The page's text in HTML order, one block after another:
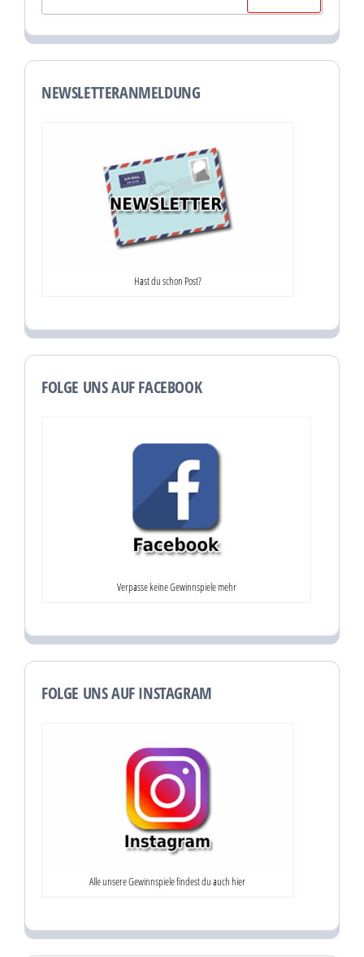
nach:
NEWSLETTERANMELDUNG
Hast du schon Post?
FOLGE UNS AUF FACEBOOK
Verpasse keine Gewinnspiele mehr
FOLGE UNS AUF INSTAGRAM
Alle unsere Gewinnspiele findest du auch hier